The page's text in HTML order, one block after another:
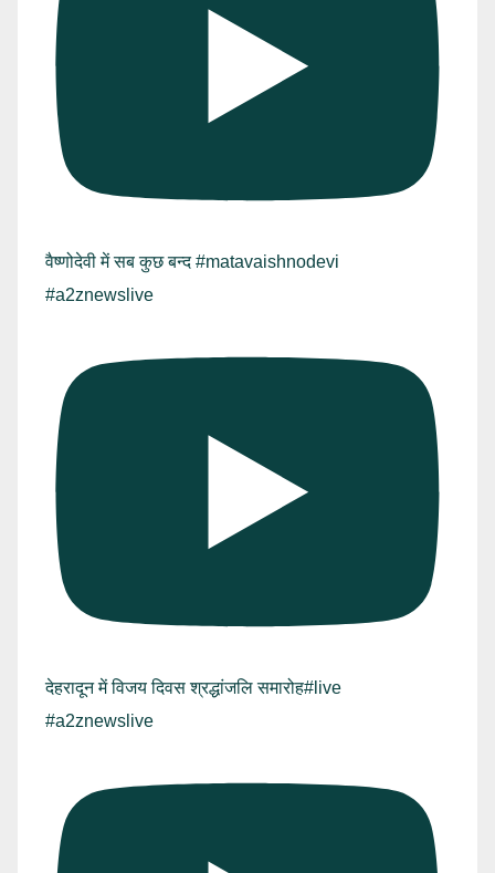
वैष्णोदेवी में सब कुछ बन्द #matavaishnodevi
#a2znewslive
देहरादून में विजय दिवस श्रद्धांजलि समारोह#live
#a2znewslive